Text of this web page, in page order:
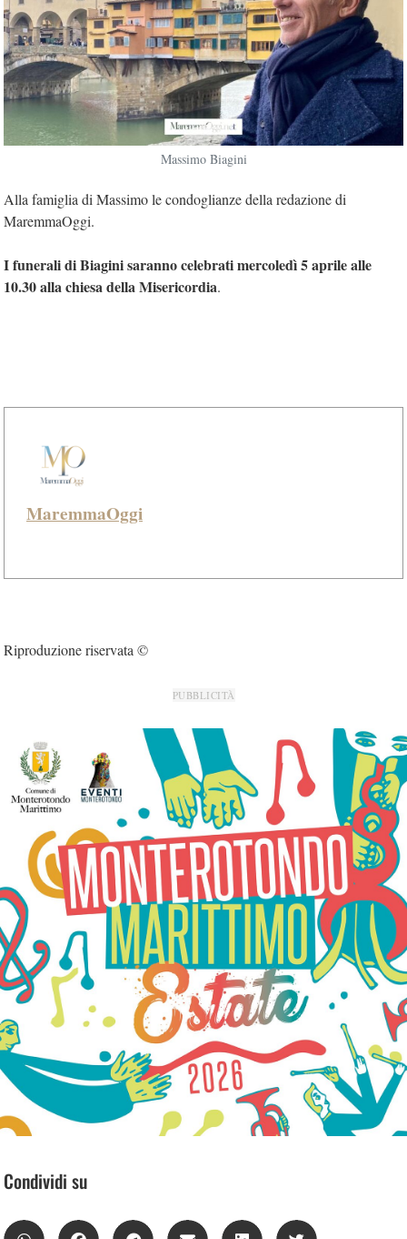
Massimo Biagini
Alla famiglia di Massimo le condoglianze della redazione di
MaremmaOggi.
I funerali di Biagini saranno celebrati mercoledì 5 aprile alle
10.30 alla chiesa della Misericordia.
MaremmaOggi
Riproduzione riservata ©
PUBBLICITÀ
Condividi su